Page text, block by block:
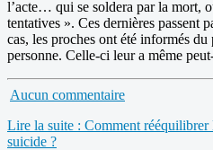
l’acte… qui se soldera par la mort,
tentatives ». Ces dernières passent
cas, les proches ont été informés du
personne. Celle-ci leur a même
Aucun commentaire
Lire la suite : Comment rééquilibrer
suicide ?